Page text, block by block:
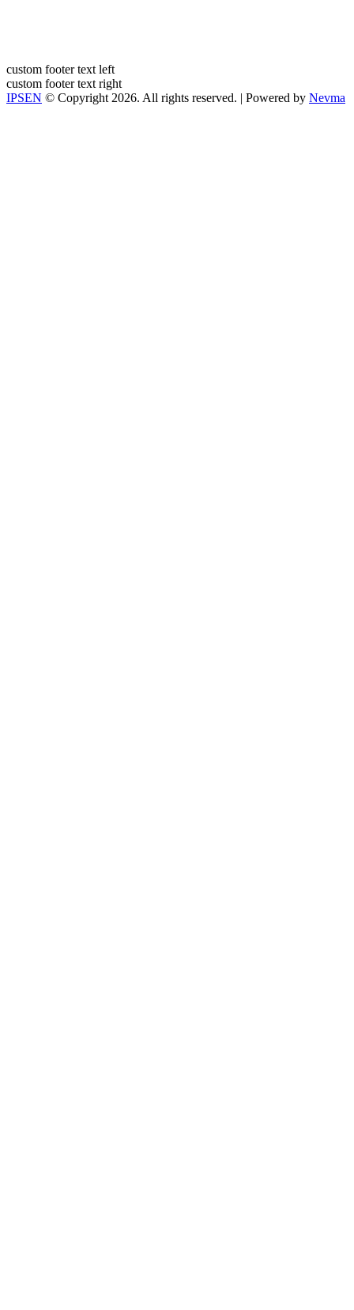
custom footer text left
custom footer text right
IPSEN © Copyright 2026. All rights reserved. | Powered by Nevma